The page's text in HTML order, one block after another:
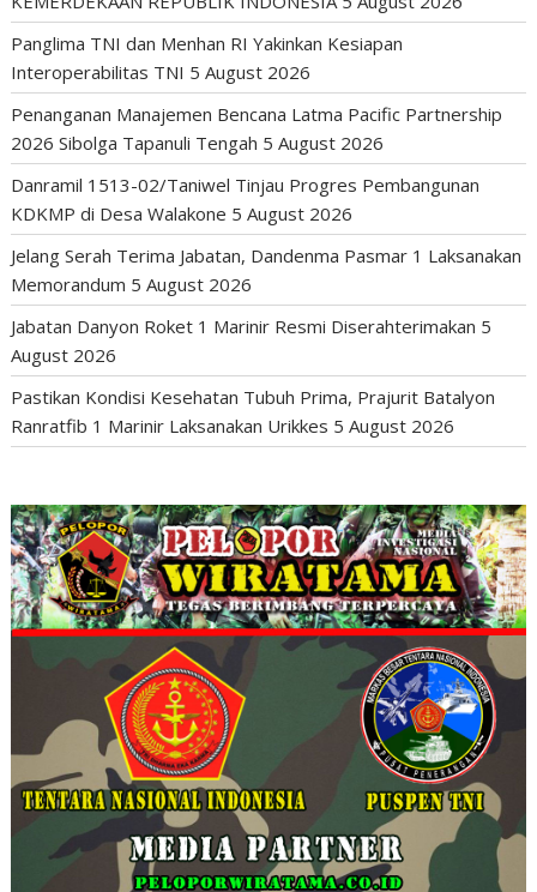
Panglima TNI dan Menhan RI Yakinkan Kesiapan
Interoperabilitas TNI 5 August 2026
Penanganan Manajemen Bencana Latma Pacific Partnership
2026 Sibolga Tapanuli Tengah 5 August 2026
Danramil 1513-02/Taniwel Tinjau Progres Pembangunan
KDKMP di Desa Walakone 5 August 2026
Jelang Serah Terima Jabatan, Dandenma Pasmar 1 Laksanakan
Memorandum 5 August 2026
Jabatan Danyon Roket 1 Marinir Resmi Diserahterimakan 5
August 2026
Pastikan Kondisi Kesehatan Tubuh Prima, Prajurit Batalyon
Ranratfib 1 Marinir Laksanakan Urikkes 5 August 2026